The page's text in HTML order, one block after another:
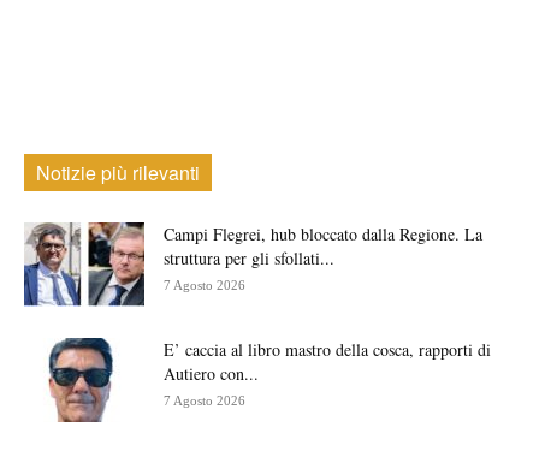
Notizie più rilevanti
Campi Flegrei, hub bloccato dalla Regione. La
struttura per gli sfollati...
7 Agosto 2026
E’ caccia al libro mastro della cosca, rapporti di
Autiero con...
7 Agosto 2026